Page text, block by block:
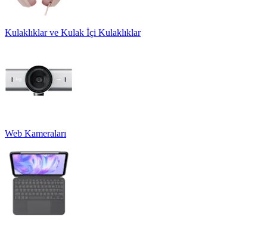
Kulaklıklar ve Kulak İçi Kulaklıklar
Web Kameraları